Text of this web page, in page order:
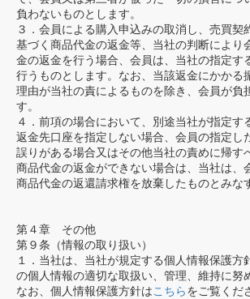
負わないものとします。
３．会員による購入申込みの取消し、売買契
基づく商品代金の返金等、当社の判断により
金の返金を行う場合、会員は、当社の指定す
行うものとします。なお、当該返金にかかる
理由が当社の責によるものを除き、会員が負
す。
４．前項の場合において、別途当社が指定す
返金先口座を指定しない場合、会員の指定し
誤りがある場合又はその他当社の責めに帰す
商品代金の返金ができない場合は、当社は、
商品代金の返還請求権を放棄したものとみな
第４章 その他
第９条（情報の取り扱い）
１．当社は、当社が規定する個人情報保護方
の個人情報の適切な取扱い、管理、維持に努
なお、個人情報保護方針はこちらをご覧くだ